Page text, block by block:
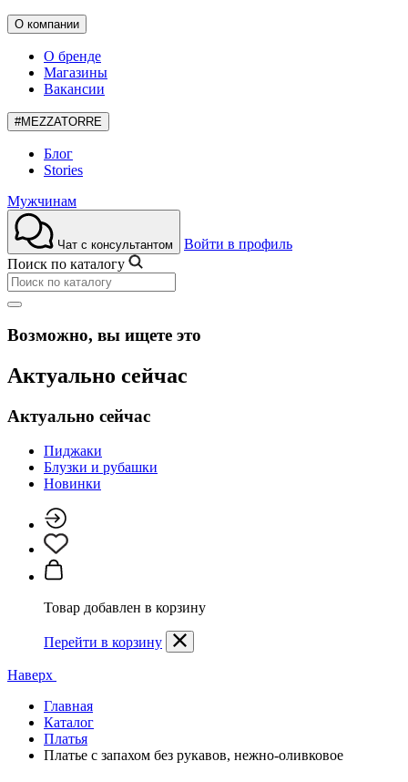
О компании
О бренде
Магазины
Вакансии
#MEZZATORRE
Блог
Stories
Мужчинам
Чат с консультантом
Войти в профиль
Поиск по каталогу
Возможно, вы ищете это
Актуально сейчас
Актуально сейчас
Пиджаки
Блузки и рубашки
Новинки
Товар добавлен в корзину
Перейти в корзину
Наверх
Главная
Каталог
Платья
Платье с запахом без рукавов, нежно-оливковое